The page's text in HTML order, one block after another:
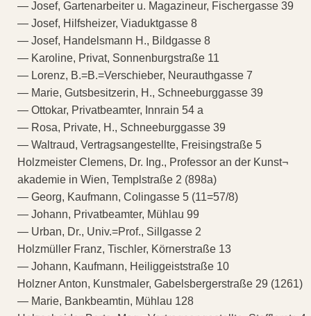
— Josef, Gartenarbeiter u. Magazineur, Fischergasse 39
— Josef, Hilfsheizer, Viaduktgasse 8
— Josef, Handelsmann H., Bildgasse 8
— Karoline, Privat, Sonnenburgstraße 11
— Lorenz, B.=B.=Verschieber, Neurauthgasse 7
— Marie, Gutsbesitzerin, H., Schneeburggasse 39
— Ottokar, Privatbeamter, Innrain 54 a
— Rosa, Private, H., Schneeburggasse 39
— Waltraud, Vertragsangestellte, Freisingstraße 5
Holzmeister Clemens, Dr. Ing., Professor an der Kunst¬
akademie in Wien, Templstraße 2 (898a)
— Georg, Kaufmann, Colingasse 5 (11=57/8)
— Johann, Privatbeamter, Mühlau 99
— Urban, Dr., Univ.=Prof., Sillgasse 2
Holzmüller Franz, Tischler, Körnerstraße 13
— Johann, Kaufmann, Heiliggeiststraße 10
Holzner Anton, Kunstmaler, Gabelsbergerstraße 29 (1261)
— Marie, Bankbeamtin, Mühlau 128